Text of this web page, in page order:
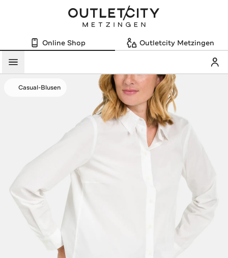
Online Shop Outletcity Metzingen
Menü
Casual-Blusen